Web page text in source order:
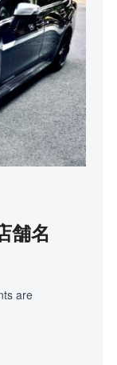
舗名
are